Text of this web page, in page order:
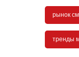
рынок
тренды